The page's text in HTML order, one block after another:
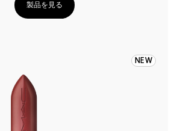
製品を見る
NEW